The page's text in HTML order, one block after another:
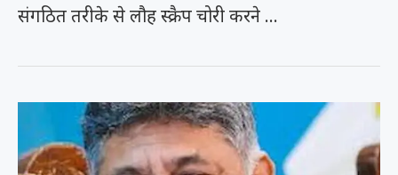
संगठित तरीके से लौह स्क्रैप चोरी करने …